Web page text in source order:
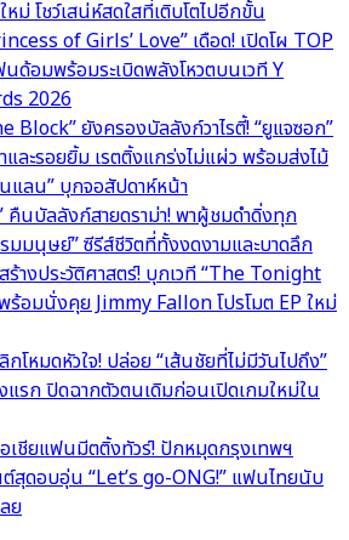
ม่ โชว์เสน่ห์สดใสที่เติบโตไปอีกขั้น
of Girls’ Love” เดือด! เปิดโผ TOP
ด้อมพร้อมระเบิดพลังโหวตบนเวที Y
2026
Block” ยังครองบัลลังก์วาไรตี้! “ยูแจซอก”
ละรอยยิ้ม เรตติ้งแกร่งไม่แผ่ว พร้อมส่งไม้
แลน” บุกจอสัปดาห์หน้า
คืนบัลลังก์สายดราม่า! พาผู้ชมดำดิ่งทุก
มมนุษย์” ซีรีส์ชีวิตที่ทั้งงดงามและบาดลึก
ร้างประวัติศาสตร์! บุกเวที “The Tonight
อมนั่งคุย Jimmy Fallon โปรโมต EP ใหม่
โหมดหัวใจ! ปล่อย “เส้นชัยที่ไม่มีวันไปถึง”
รก ปิดฉากตัวตนเดิมก่อนเปิดเกมใหม่ใน
เชียแฟนมีตติ้งทัวร์! ปักหมุดกรุงเทพฯ
ต์สุดอบอุ่น “Let’s go-ONG!” แฟนไทยนับ
ย